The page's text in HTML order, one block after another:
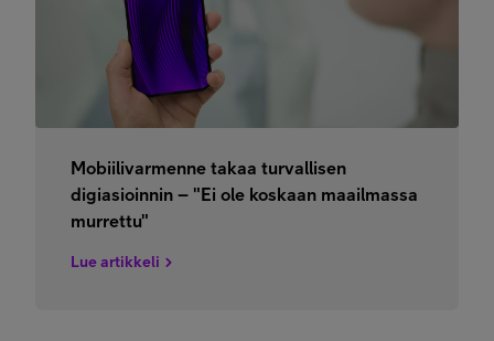
Mobiilivarmenne takaa turvallisen
digiasioinnin – "Ei ole koskaan maailmassa
murrettu"
Lue artikkeli